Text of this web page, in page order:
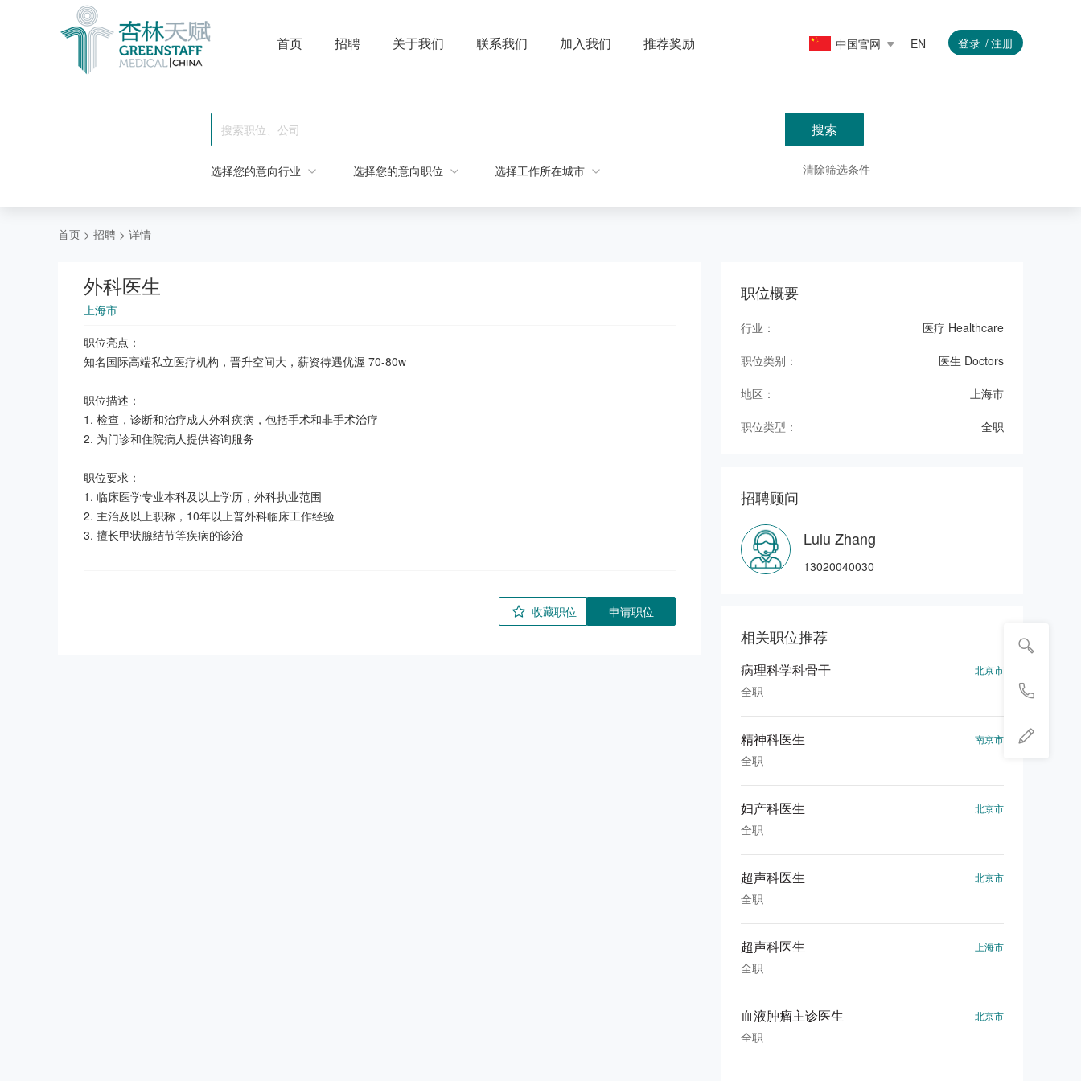
首页 招聘 关于我们 联系我们 加入我们 推荐奖励 中国官网 EN 登录 注册
搜索
选择您的意向行业 选择您的意向职位 选择工作所在城市 清除筛选条件
首页 > 招聘 > 详情
外科医生
上海市
职位亮点：
知名国际高端私立医疗机构，晋升空间大，薪资待遇优渥 70-80w
职位描述：
1. 检查，诊断和治疗成人外科疾病，包括手术和非手术治疗
2. 为门诊和住院病人提供咨询服务
职位要求：
1. 临床医学专业本科及以上学历，外科执业范围
2. 主治及以上职称，10年以上普外科临床工作经验
3. 擅长甲状腺结节等疾病的诊治
收藏职位 申请职位
职位概要
行业： 医疗 Healthcare
职位类别： 医生 Doctors
地区： 上海市
职位类型： 全职
招聘顾问
Lulu Zhang
13020040030
相关职位推荐
病理科学科骨干
全职
北京市
精神科医生
全职
南京市
妇产科医生
全职
北京市
超声科医生
全职
北京市
超声科医生
全职
上海市
血液肿瘤主诊医生
全职
北京市